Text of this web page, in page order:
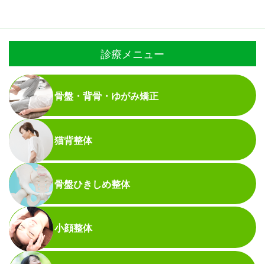
診療メニュー
骨盤・背骨・ゆがみ矯正
猫背整体
骨盤ひきしめ整体
小顔整体